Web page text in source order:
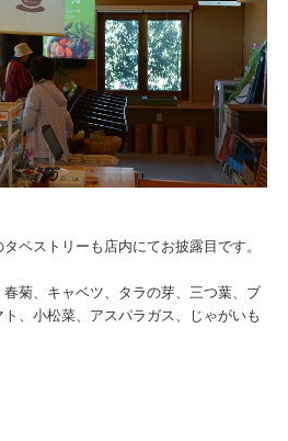
ペストリーも店内にてお披露目です。
菊、キャベツ、タラの芽、三つ葉、ブ
、小松菜、アスパラガス、じゃがいも